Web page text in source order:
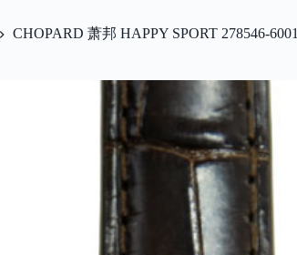
CHOPARD 萧邦 HAPPY SPORT 278546-6001